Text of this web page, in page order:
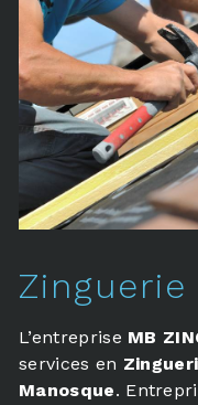
L’entreprise MB
services en
Manosque.